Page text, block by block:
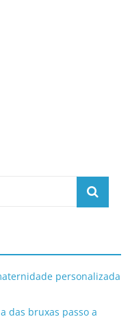
personalizada
das bruxas passo a